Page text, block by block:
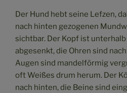
Der Hund hebt seine Lefzen,
nach hinten gezogenen
sichtbar. Der Kopf ist
abgesenkt, die Ohren sind
Augen sind mandelförmig
oft Weißes drum herum. Der
nach hinten, die Beine sind